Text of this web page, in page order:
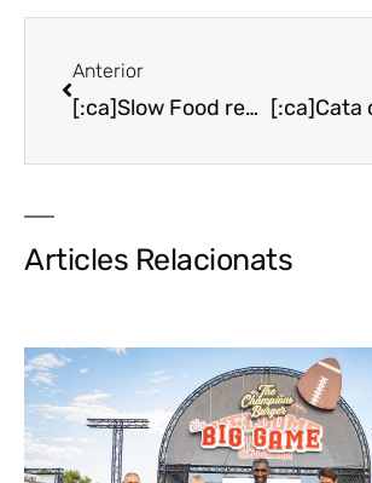
Anterior
[:ca]Slow Food reconeix a Cervera 8 restaurants lleidatans com “km 0” [:es]Slow Food reconoce a Cervera 8 restaurantes leridanos como “km 0” [:]
Articles Relacionats